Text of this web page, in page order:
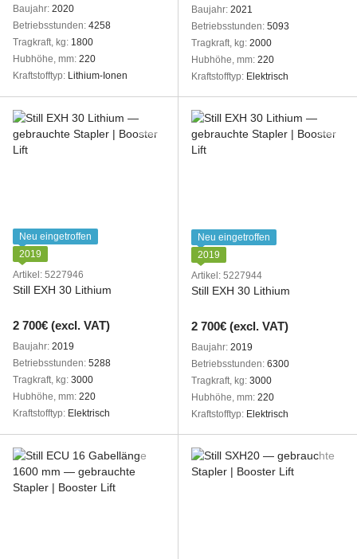
Baujahr 2020
Betriebsstunden 4258
Tragkraft, kg 1800
Hubhöhe, mm 220
Kraftstofftyp
Lithium-Ionen
Baujahr 2021
Betriebsstunden 5093
Tragkraft, kg 2000
Hubhöhe, mm 220
Kraftstofftyp
Elektrisch
Neu eingetroffen
2019
Artikel: 5227946
Still EXH 30 Lithium
2 700€ (excl. VAT)
Baujahr 2019
Betriebsstunden 5288
Tragkraft, kg 3000
Hubhöhe, mm 220
Kraftstofftyp
Elektrisch
Neu eingetroffen
2019
Artikel: 5227944
Still EXH 30 Lithium
2 700€ (excl. VAT)
Baujahr 2019
Betriebsstunden 6300
Tragkraft, kg 3000
Hubhöhe, mm 220
Kraftstofftyp
Elektrisch